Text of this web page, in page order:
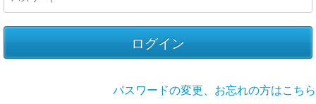
パスワードの変更、お忘れの方はこちら